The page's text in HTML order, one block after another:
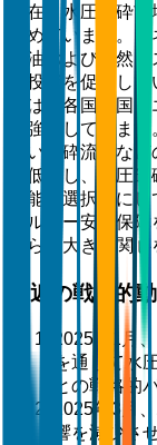
現在、水圧破砕
集めています。
石油および天然
の投資を促進し
格は、各国が国
に強調していま
しい破砕流体な
を低減し、水圧
可能な選択肢に
ネルギー安全保
からの大きな関
最近の戦略的
2025年1月
を通じて水
との戦略的
2025年3月
響を減少さ